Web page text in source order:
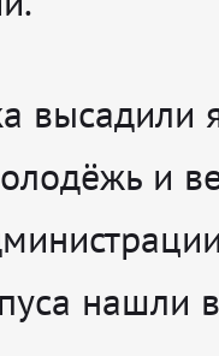
высадили
и
нашли